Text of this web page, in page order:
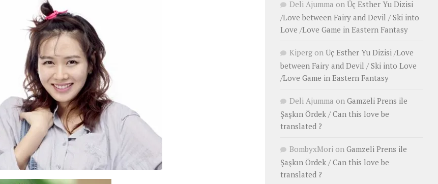
Deli Ajumma on Üç Esther Yu Dizisi
/Love between Fairy and Devil / Ski into
Love /Love Game in Eastern Fantasy
Kiperg on Üç Esther Yu Dizisi /Love
between Fairy and Devil / Ski into Love
/Love Game in Eastern Fantasy
Deli Ajumma on Gamzeli Prens ile
Şaşkın Ördek / Can this love be
translated ?
BombyxMori on Gamzeli Prens ile
Şaşkın Ördek / Can this love be
translated ?